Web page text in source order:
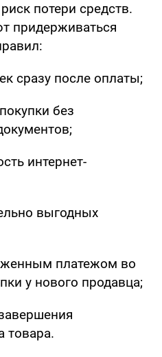
потери средств.
придерживаться
сразу после оплаты;
без
интернет-
выгодных
платежом во
у нового продавца;
товара.